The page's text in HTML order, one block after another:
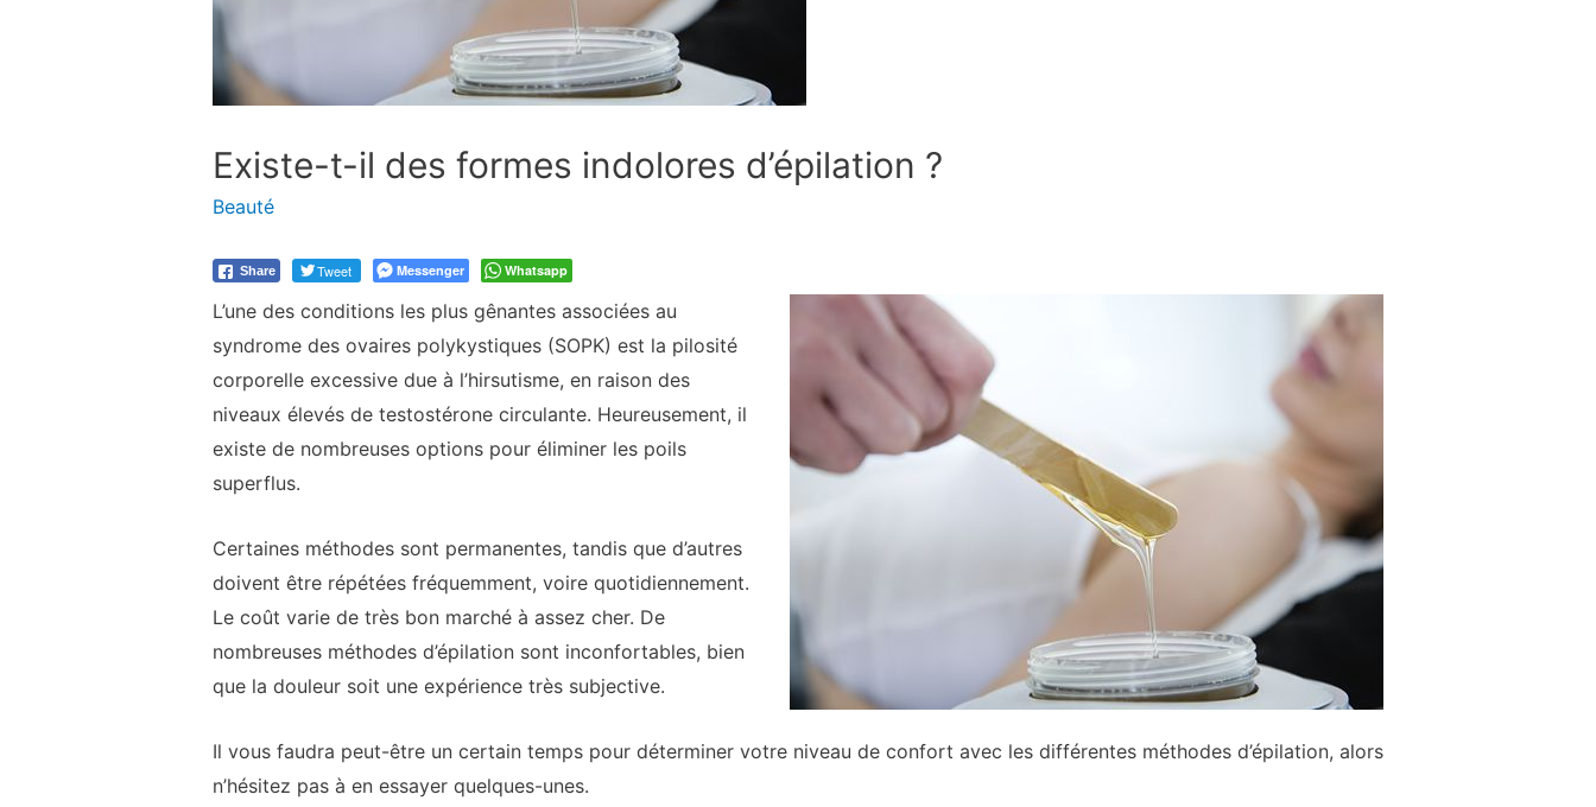
Existe-t-il des formes indolores d’épilation ?
Beauté
Share Tweet Messenger Whatsapp
L’une des conditions les plus gênantes associées au
syndrome des ovaires polykystiques (SOPK) est la pilosité
corporelle excessive due à l’hirsutisme, en raison des
niveaux élevés de testostérone circulante. Heureusement, il
existe de nombreuses options pour éliminer les poils
superflus.
Certaines méthodes sont permanentes, tandis que d’autres
doivent être répétées fréquemment, voire quotidiennement.
Le coût varie de très bon marché à assez cher. De
nombreuses méthodes d’épilation sont inconfortables, bien
que la douleur soit une expérience très subjective.
Il vous faudra peut-être un certain temps pour déterminer votre niveau de confort avec les différentes méthodes d’épilation, alors
n’hésitez pas à en essayer quelques-unes.